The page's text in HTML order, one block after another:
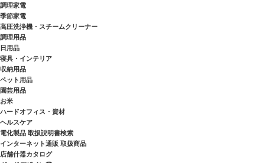
調理家電
季節家電
高圧洗浄機・スチームクリーナー
調理用品
日用品
寝具・インテリア
収納用品
ペット用品
園芸用品
お米
ハードオフィス・資材
ヘルスケア
電化製品 取扱説明書検索
インターネット通販 取扱商品
店舗什器カタログ